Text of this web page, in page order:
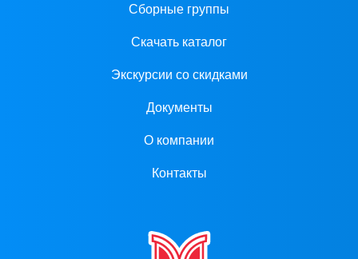
Сборные группы
Скачать каталог
Экскурсии со скидками
Документы
О компании
Контакты